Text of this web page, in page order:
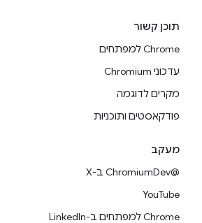
תוכן קשור
Chrome למפתחים
עדכוני Chromium
מקרים לדוגמה
פודקאסטים ותוכניות
מעקב
@ChromiumDev ב-X
YouTube
Chrome למפתחים ב-LinkedIn